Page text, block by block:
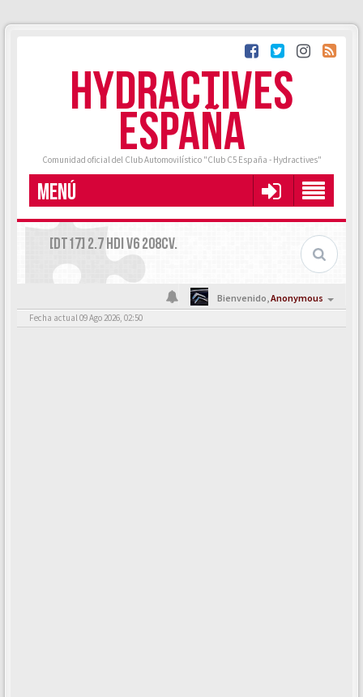
HYDRACTIVES
ESPAÑA
Comunidad oficial del Club Automovilístico "Club C5 España - Hydractives"
MENÚ
[DT17] 2.7 HDI V6 208CV.
Bienvenido,Anonymous
Fecha actual 09 Ago 2026, 02:50